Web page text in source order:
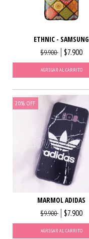
ETHNIC - SAMSUNG
$9.900 $7.900
AGREGAR AL CARRITO
20% OFF
MARMOL ADIDAS
$9.900 $7.900
AGREGAR AL CARRITO